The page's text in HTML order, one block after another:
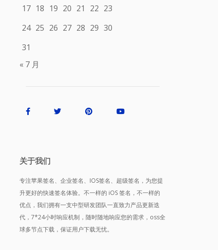
17 18 19 20 21 22 23
24 25 26 27 28 29 30
31
« 7 月
关于我们
专注苹果签名、企业签名、IOS签名、超级签名，为您提
升更好的快速签名体验。不一样的 iOS 签名，不一样的
优点，我们拥有一支中型研发团队一直致力产品更新迭
代，7*24小时响应机制，随时随地响应您的需求，oss全
球多节点下载，保证用户下载无忧。